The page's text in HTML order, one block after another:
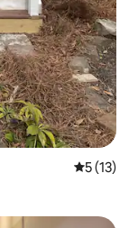
Note
5 (13)